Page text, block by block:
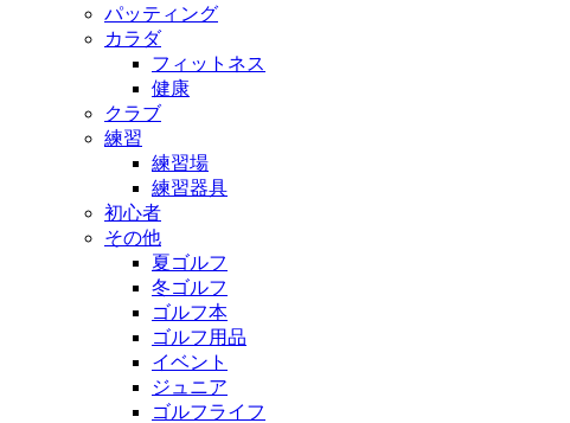
パッティング
カラダ
フィットネス
健康
クラブ
練習
練習場
練習器具
初心者
その他
夏ゴルフ
冬ゴルフ
ゴルフ本
ゴルフ用品
イベント
ジュニア
ゴルフライフ